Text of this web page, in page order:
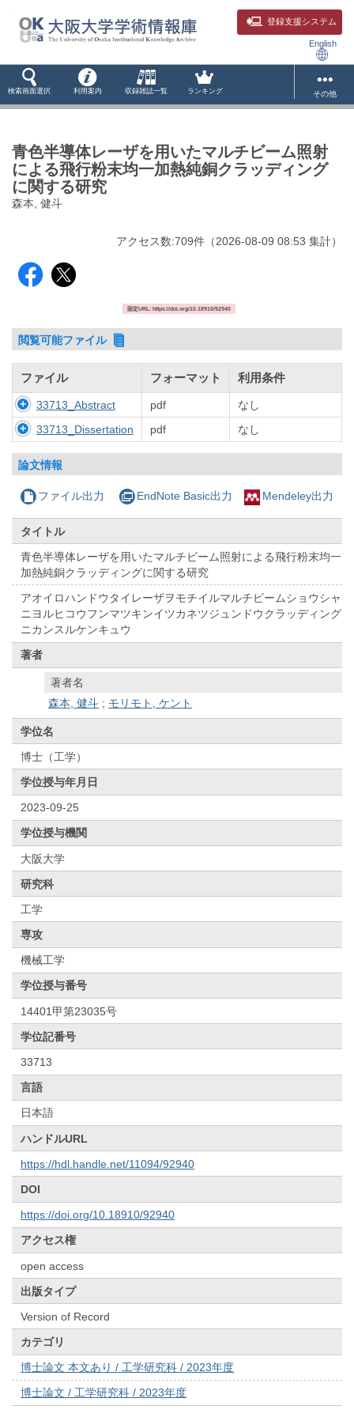
登録支援システム
English
検索画面選択 利用案内 収録雑誌一覧 ランキング その他
青色半導体レーザを用いたマルチビーム照射
による飛行粉末均一加熱純銅クラッディング
に関する研究
森本, 健斗
アクセス数:709件 （2026-08-09 08:53 集計）
固定URL: https://doi.org/10.18910/92940
閲覧可能ファイル
ファイル フォーマット 利用条件
33713_Abstract pdf
なし
33713_Dissertation
pdf なし
論文情報
ファイル出力 EndNote Basic出力 Mendeley出力
タイトル
青色半導体レーザを用いたマルチビーム照射による飛行粉末均一
加熱純銅クラッディングに関する研究
アオイロハンドウタイレーザヲモチイルマルチビームショウシャ
ニヨルヒコウフンマツキンイツカネツジュンドウクラッディング
ニカンスルケンキュウ
著者
著者名
森本, 健斗 ; モリモト, ケント
学位名
博士（工学）
学位授与年月日
2023-09-25
学位授与機関
大阪大学
研究科
工学
専攻
機械工学
学位授与番号
14401甲第23035号
学位記番号
33713
言語
日本語
ハンドルURL
https://hdl.handle.net/11094/92940
DOI
https://doi.org/10.18910/92940
アクセス権
open access
出版タイプ
Version of Record
カテゴリ
博士論文 本文あり / 工学研究科 / 2023年度
博士論文 / 工学研究科 / 2023年度